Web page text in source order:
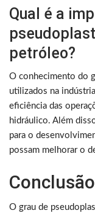
Qual é a
petróleo?
O conhecimento do
utilizados na
eficiência das
hidráulico. Além
para o
possam melhorar o
Conclusão
O grau de